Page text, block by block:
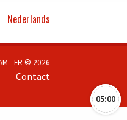
05:00
Nederlands
- FR © 2026
Contact